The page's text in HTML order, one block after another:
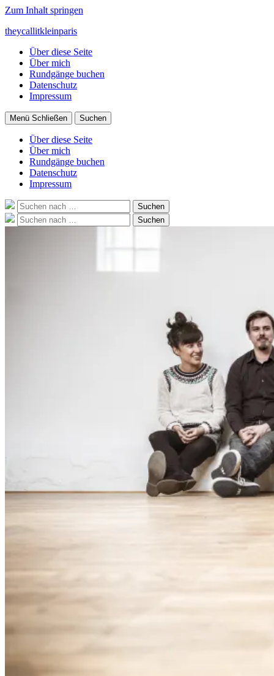
Zum Inhalt springen
theycallitkleinparis
Über diese Seite
Über mich
Rundgänge buchen
Datenschutz
Impressum
Menü Schließen Suchen
Über diese Seite
Über mich
Rundgänge buchen
Datenschutz
Impressum
Suche
nach:
Suchen
Suche
nach:
Suchen